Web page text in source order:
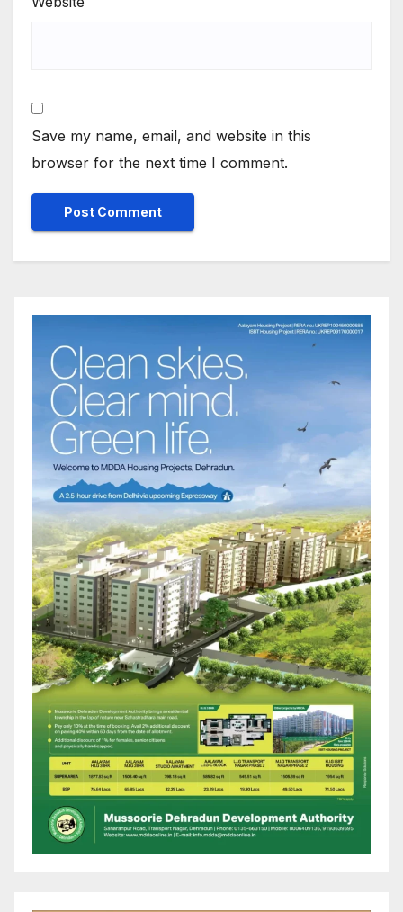
Save my name, email, and website in this
browser for the next time I comment.